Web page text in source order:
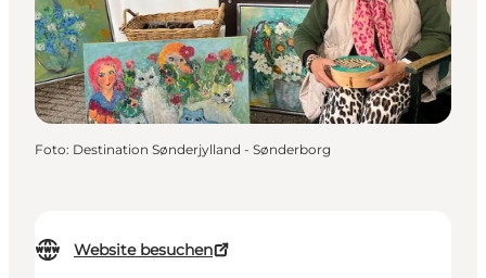
Website besuchen
Foto: Destination Sønderjylland - Sønderborg